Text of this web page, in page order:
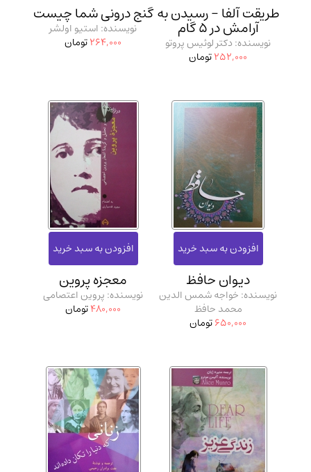
طریقت آلفا - رسیدن به
آرامش در 5 گام
نویسنده: دکتر لوئیس پروتو
252,000تومان
گنج درونی شما چیست
نویسنده: استیو اولشر
264,000تومان
دیوان حافظ
نویسنده: خواجه شمس الدین
محمد حافظ
650,000تومان
معجزه پروین
نویسنده: پروین اعتصامی
480,000تومان